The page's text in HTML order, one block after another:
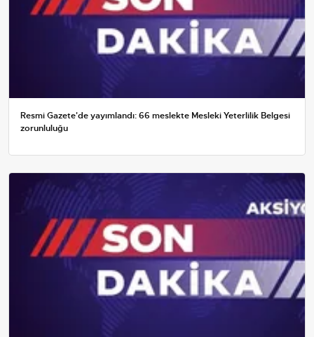
Resmi Gazete'de yayımlandı: 66 meslekte Mesleki Yeterlilik Belgesi
zorunluluğu